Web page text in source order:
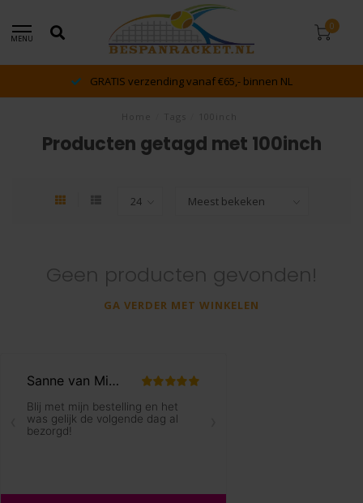
MENU
0
GRATIS verzending vanaf €65,- binnen NL
Producten getagd met 100inch
Geen producten gevonden!
GA VERDER MET WINKELEN